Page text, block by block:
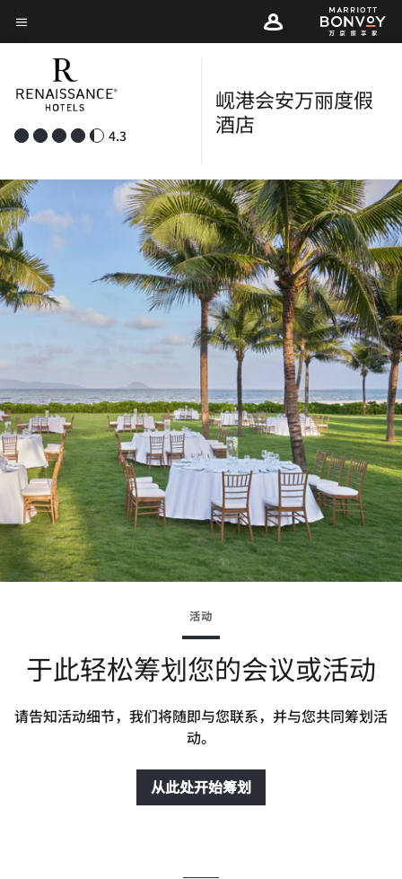
Skip
to
content
菜单文本
4.3
岘港会安万丽度假
酒店
活动
于此轻松筹划您的会议或活动
请告知活动细节，我们将随即与您联系，并与您共同筹划活
动。
从此处开始筹划